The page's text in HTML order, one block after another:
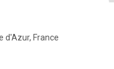
d'Azur, France